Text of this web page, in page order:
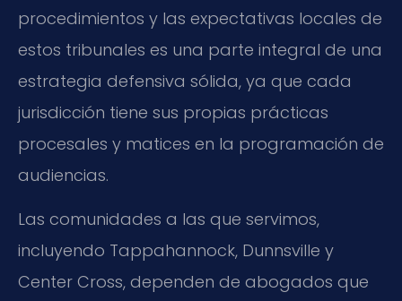
procedimientos y las expectativas locales de
estos tribunales es una parte integral de una
estrategia defensiva sólida, ya que cada
jurisdicción tiene sus propias prácticas
procesales y matices en la programación de
audiencias.
Las comunidades a las que servimos,
incluyendo Tappahannock, Dunnsville y
Center Cross, dependen de abogados que